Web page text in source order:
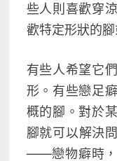
些人則喜歡穿
歡特定形狀的
有些人希望它
形。有些戀足
概的腳。對於
腳就可以解決
——戀物癖時，